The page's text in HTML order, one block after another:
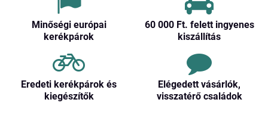
Minőségi európai
kerékpárok
60 000 Ft​. felett ingyenes
kiszállítás
Eredeti kerékpárok és
kiegészítők
Elégedett vásárlók,
visszatérő családok